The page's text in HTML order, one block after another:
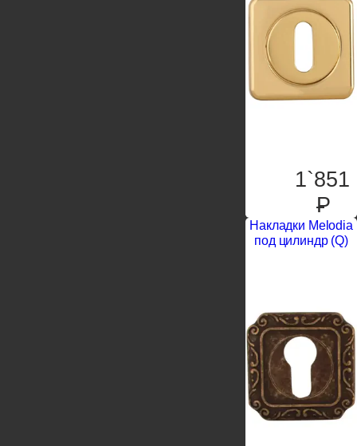
1`851
P
Накладки Melodia
под цилиндр (Q)